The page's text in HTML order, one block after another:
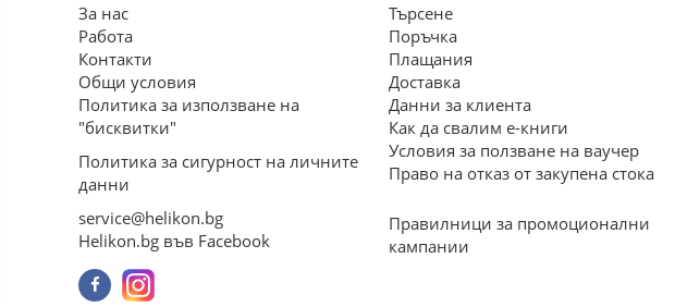
За нас
Работа
Контакти
Общи условия
Политика за използване на
"бисквитки"
Политика за сигурност на личните
данни
service@helikon.bg
Helikon.bg във Facebook
Търсене
Поръчка
Плащания
Доставка
Данни за клиента
Как да свалим е-книги
Условия за ползване на ваучер
Право на отказ от закупена стока
Правилници за промоционални
кампании